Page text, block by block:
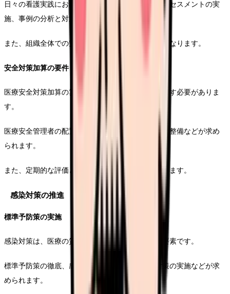
日々の看護実践における安全確認の徹底、リスクアセスメントの実
施、事例の分析と対策立案などが求められます。
また、組織全体での安全文化の醸成も重要な要素となります。
安全対策加算の要件
医療安全対策加算の算定には、具体的な要件を満たす必要がありま
す。
医療安全管理者の配置、研修の実施、マニュアルの整備などが求め
られます。
また、定期的な評価と改善活動の実施も重要となります。
感染対策の推進
標準予防策の実施
感染対策は、医療の質を保証する上で基本となる要素です。
標準予防策の徹底、感染リスクの評価、適切な対策の実施などが求
められます。